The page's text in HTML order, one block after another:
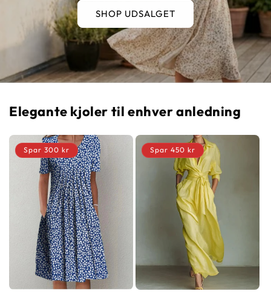
SHOP UDSALGET
Elegante kjoler til enhver anledning
Spar 300 kr Spar 450 kr